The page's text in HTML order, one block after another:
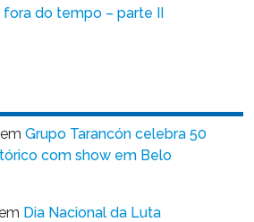
do tempo – parte II
em Grupo Tarancón celebra 50
com show em Belo
Dia Nacional da Luta